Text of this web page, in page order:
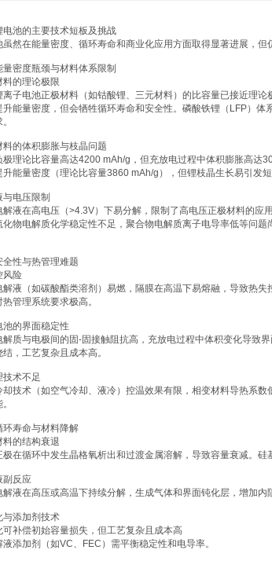
电池的主要技术短板及挑战
虽然在能量密度、循环寿命和商业化应用方面取得显著进展，但
量密度瓶颈与材料体系限制
料的理论极限
离子电池正极材料（如钴酸锂、三元材料）的比容量已接近理
升能量密度，但会牺牲循环寿命和安全性。磷酸铁锂（LFP）
料的体积膨胀与枝晶问题
极理论比容量高达4200 mAh/g，但充放电过程中体积膨胀高达
升能量密度（理论比容量3860 mAh/g），但锂枝晶生长易引发短
与电压限制
解液在高电压（>4.3V）下易分解，限制了高电压正极材料的应
化物电解质化学稳定性不足，聚合物电解质离子电导率低等问题
全性与热管理难题
风险
解液（如碳酸酯类溶剂）易燃，隔膜在高温下易熔融，导致热
管理系统要求极高。
池的界面稳定性
解质与电极间的固-固接触阻抗高，充放电过程中体积变化导致
，工艺复杂且成本高。
技术不足
却技术（如空气冷却、液冷）控温效果有限，相变材料导热系
环寿命与材料降解
料的结构衰退
极在循环中发生晶格氧析出和过渡金属溶解，导致容量衰减。硅
副反应
解液在高压或高温下持续分解，生成气体和界面钝化层，增加内
与添加剂技术
可补偿初始容量损失，但工艺复杂且成本高
液添加剂（如VC、FEC）需平衡稳定性和电导率。